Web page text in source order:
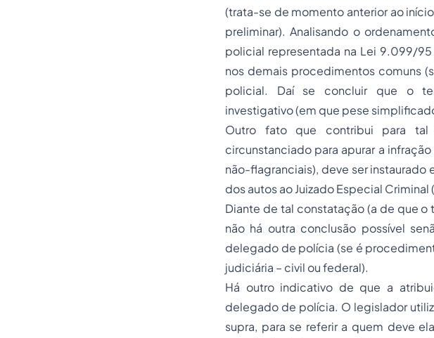
(trata-se de momento anterior ao
preliminar). Analisando o
policial representada na Lei 9.099/
nos demais procedimentos comuns
policial. Daí se concluir que o
investigativo (em que pese
Outro fato que contribui para tal
circunstanciado para apurar a
não-flagranciais), deve ser
dos autos ao Juizado Especial Criminal
Diante de tal constatação (a de que
não há outra conclusão possível
delegado de polícia (se é
judiciária – civil ou federal).
Há outro indicativo de que a
delegado de polícia. O legislador
supra, para se referir a quem deve